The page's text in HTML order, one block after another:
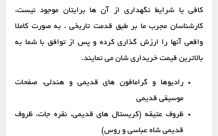
کافی یا شرایط نگهداری از آن ها برایتان موجود نیست،
کارشناسان مجرب ما بر طبق قدمت تاریخی ، به صورت کاملا
واقعی آنها را ارزش گذاری کرده و پس از توافق با شما به
بالاترین قیمت خریداری شان می نمایند.
رادیوها و گرامافون های قدیمی و هندلی، صفحات
موسیقی قدیمی
ظروف عتیقه (کریستال های قدیمی، نقره جات، ظروف
قدیمی شاه عباسی و روس)